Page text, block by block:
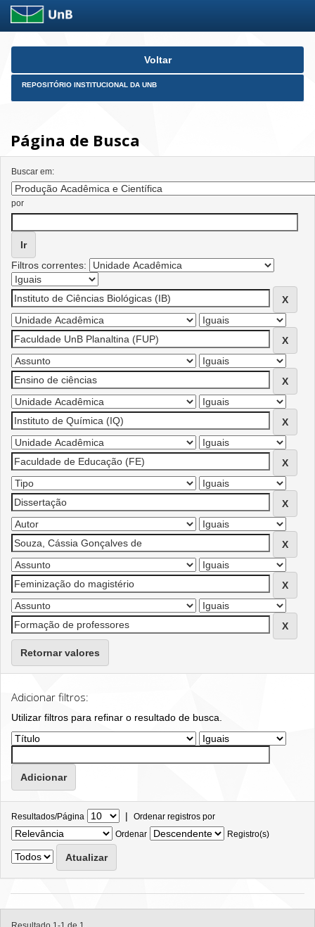
Skip
Voltar
REPOSITÓRIO INSTITUCIONAL DA UNB
Página de Busca
Buscar em:
por
Filtros correntes:
Retornar valores
Adicionar filtros:
Utilizar filtros para refinar o resultado de busca.
Resultados/Página | Ordenar registros por
Ordenar
Registro(s)